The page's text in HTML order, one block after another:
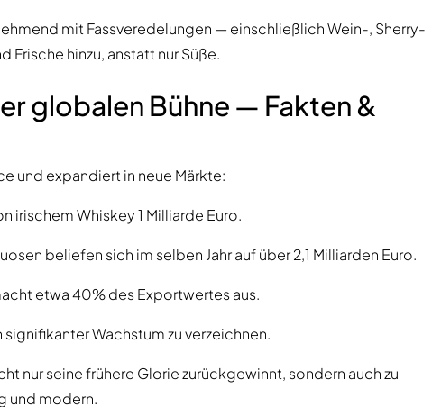
mit Fassveredelungen — einschließlich Wein-, Sherry-
hinzu, anstatt nur Süße.
globalen Bühne — Fakten &
und expandiert in neue Märkte:
irischem Whiskey 1 Milliarde Euro.
beliefen sich im selben Jahr auf über 2,1 Milliarden Euro.
etwa 40% des Exportwertes aus.
Wachstum zu verzeichnen.
nur seine frühere Glorie zurückgewinnt, sondern auch zu
und modern.